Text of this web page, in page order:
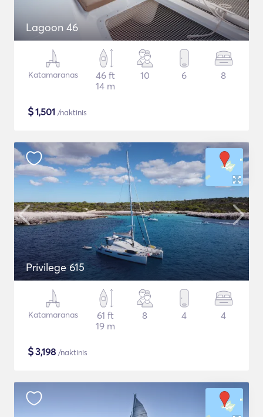
Lagoon 46
Katamaranas
46 ft
14 m
10 6 8
$1,501 /naktinis
Privilege 615
Katamaranas
61 ft
19 m
8 4 4
$3,198 /naktinis